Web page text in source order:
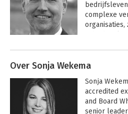
Bekijk alle boeken
7 Perspectives on
Leadership
complexe
en verrijken.
van macht
organisaties,
Over Sonja Wekema
Sonja
accredited
and Board
senior